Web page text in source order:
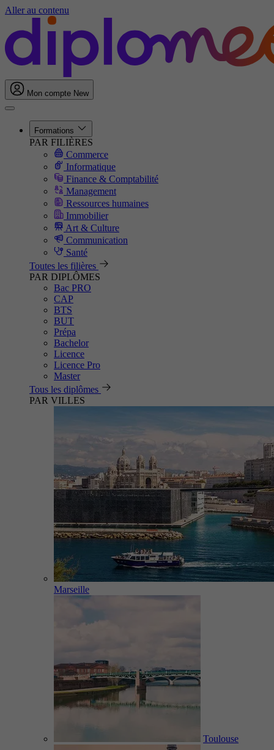
Aller au contenu
Mon compte New
Formations
PAR FILIÈRES
Commerce
Informatique
Finance & Comptabilité
Management
Ressources humaines
Immobilier
Art & Culture
Communication
Santé
Toutes les filières
PAR DIPLÔMES
Bac PRO
CAP
BTS
BUT
Prépa
Bachelor
Licence
Licence Pro
Master
Tous les diplômes
PAR VILLES
Marseille
Toulouse